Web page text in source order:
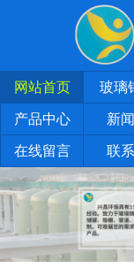
网站首页 玻璃
产品中心 新
在线留言 联